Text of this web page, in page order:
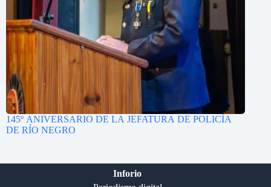
145º ANIVERSARIO DE LA JEFATURA DE POLICÍA
DE RÍO NEGRO
Inforio